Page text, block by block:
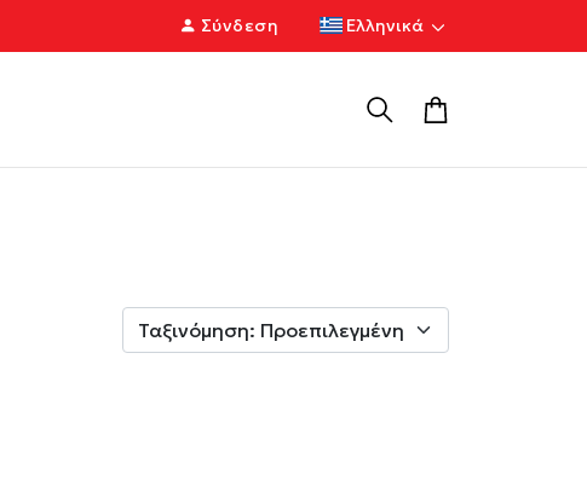
Σύνδεση Ελληνικά